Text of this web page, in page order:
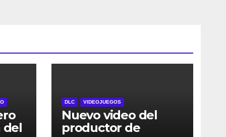
del
DLC VIDEOJUEGOS
Nuevo video del
productor de